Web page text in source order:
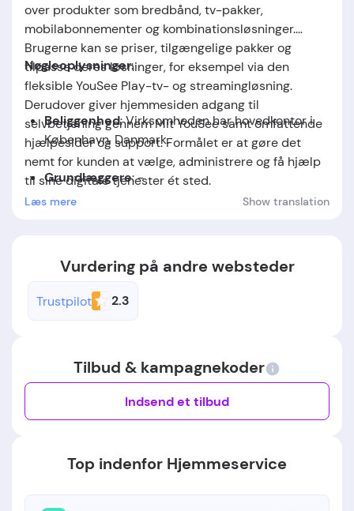
over produkter som bredbånd, tv-pakker,
mobilabonnementer og kombinationsløsninger.
Brugerne kan se priser, tilgængelige pakker og
tilpasse deres løsninger, for eksempel via den
fleksible YouSee Play-tv- og streamingløsning.
Derudover giver hjemmesiden adgang til
selvbetjening gennem Mit YouSee samt omfattende
hjælpesider og support. Formålet er at gøre det
nemt for kunden at vælge, administrere og få hjælp
til sine digitale tjenester ét sted.
Nøgleoplysninger:
Beliggenhed: Virksomheden har hovedkontor i
København, Danmark.
Grundlæggere: -
Læs mere Show translation
Vurdering på andre websteder
Trustpilot 2.3
Tilbud & kampagnekoder
Indsend et tilbud
Top indenfor Hjemmeservice